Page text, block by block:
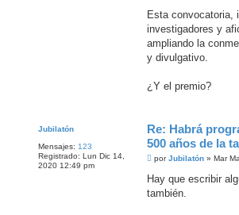
Esta convocatoria,
investigadores y
ampliando la
y divulgativo.
¿Y el premio?
Jubilatón
Mensajes: 123
Registrado: Lun Dic 14,
2020 12:49 pm
Re: Habrá
500 años de la
M
n
a
porJubilatón» Mar
Hay que escribir
también.